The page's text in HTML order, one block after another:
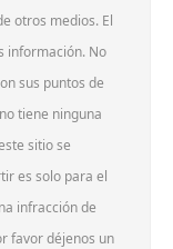
otros medios. El
información. No
sus puntos de
tiene ninguna
sitio se
es solo para el
infracción de
favor déjenos un